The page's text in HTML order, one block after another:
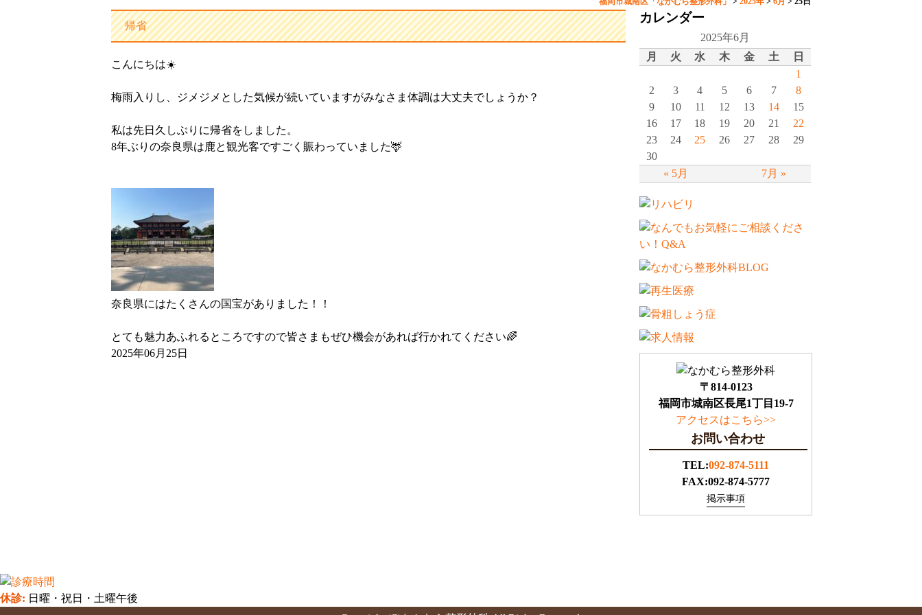
帰省
こんにちは☀️
梅雨入りし、ジメジメとした気候が続いていますがみなさま体調は大丈夫でしょうか？
私は先日久しぶりに帰省をしました。
8年ぶりの奈良県は鹿と観光客ですごく賑わっていました🦌
奈良県にはたくさんの国宝がありました！！
とても魅力あふれるところですので皆さまもぜひ機会があれば行かれてください🌈
2025年06月25日
カレンダー
2025年6月
月
火 水 木 金 土 日
« 5月 7月 »
1
2
3 4 5 6 7
8
9
10 11 12 13 14
15
16
17 18 19 20 21
22
23
24 25 26 27 28
29
30
〒814-0123
福岡市城南区長尾1丁目19-7
アクセスはこちら>>
お問い合わせ
TEL:092-874-5111
FAX:092-874-5777
掲示事項
休診: 日曜・祝日・土曜午後